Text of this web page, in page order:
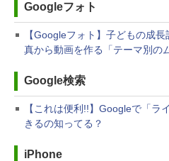
Googleフォト
【Googleフォト】子どもの成
真から動画を作る「テーマ別の
Google検索
【これは便利!!】Googleで「ラ
きるの知ってる？
iPhone